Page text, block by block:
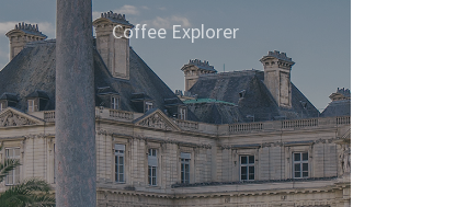
Coffee Explorer